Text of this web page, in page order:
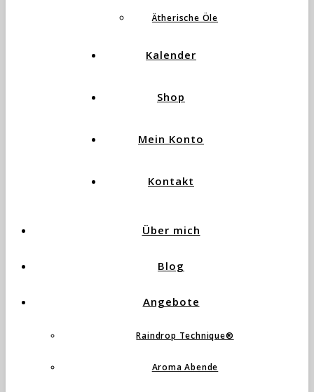
Ätherische Öle
Kalender
Shop
Mein Konto
Kontakt
Über mich
Blog
Angebote
Raindrop Technique®
Aroma Abende